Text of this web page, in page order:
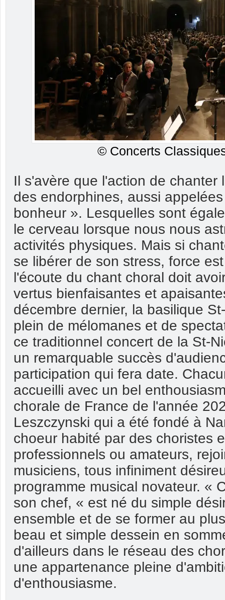
© Concerts
Il s'avère que l'action de chanter
des endorphines, aussi
bonheur ». Lesquelles sont
le cerveau lorsque nous nous
activités physiques. Mais si
se libérer de son stress, force
l'écoute du chant choral doit
vertus bienfaisantes et
décembre dernier, la basilique
plein de mélomanes et de
ce traditionnel concert de la St-
un remarquable succès
participation qui fera date.
accueilli avec un bel
chorale de France de l'année
Leszczynski qui a été fondé à
choeur habité par des choristes
professionnels ou amateurs,
musiciens, tous infiniment
programme musical novateur. «
son chef, « est né du simple
ensemble et de se former au
beau et simple dessein en
d'ailleurs dans le réseau des
une appartenance pleine
d'enthousiasme.